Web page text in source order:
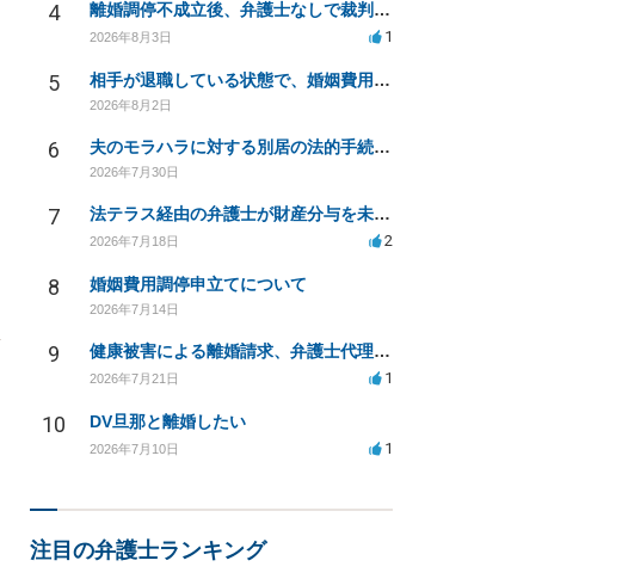
4 離婚調停不成立後、弁護士なしで裁判を進める方法は？
2026年8月3日 1
5 相手が退職している状態で、婚姻費用分担請求は可能でしょうか？
2026年8月2日
6 夫のモラハラに対する別居の法的手続き相談
2026年7月30日
7 法テラス経由の弁護士が財産分与を未解決のまま放置
2026年7月18日 2
8 婚姻費用調停申立てについて
2026年7月14日
9 健康被害による離婚請求、弁護士代理で迅速な手続き希望
2026年7月21日 1
10 DV旦那と離婚したい
2026年7月10日 1
注目の弁護士ランキング